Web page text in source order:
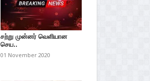
சற்று முன்னர் வெளியான
செய..
01 November 2020